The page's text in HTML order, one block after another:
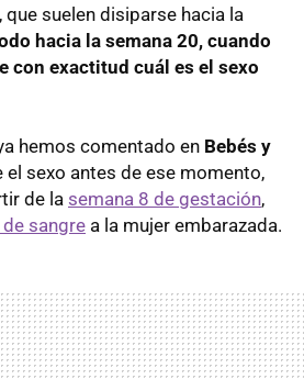
que suelen disiparse hacia la
hacia la semana 20, cuando
con exactitud cuál es el sexo
hemos comentado en Bebés y
el sexo antes de ese momento,
de la semana 8 de gestación,
sangre a la mujer embarazada.